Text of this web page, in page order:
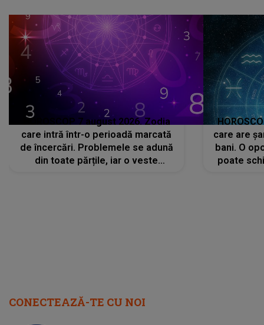
HOROSCOP 7 august 2026. Zodia
care intră într-o perioadă marcată
de încercări. Problemele se adună
din toate părțile, iar o veste
care are
bani. O
poate
CONECTEAZĂ-TE CU NOI